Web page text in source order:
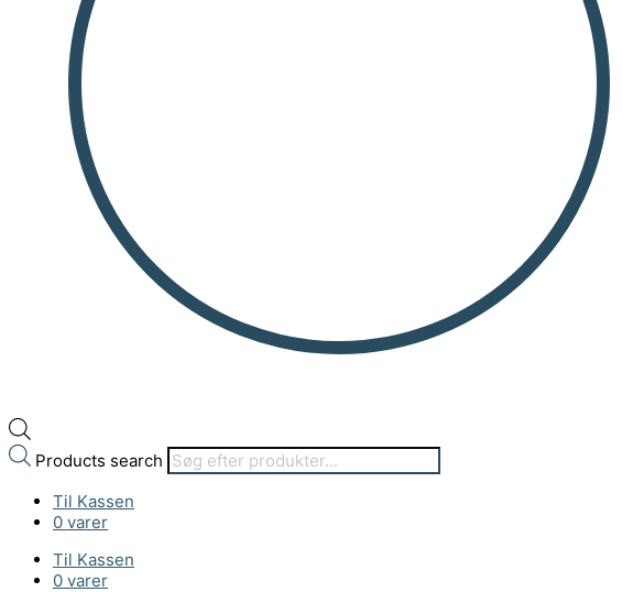
Products search
Til Kassen
0 varer
Til Kassen
0 varer